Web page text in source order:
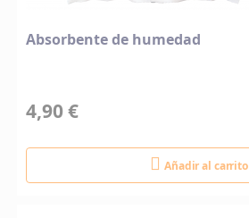
Absorbente de humedad
4,90 €
Añadir al carrito